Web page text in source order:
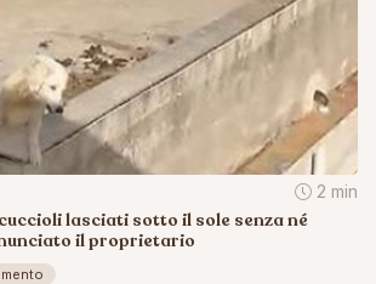
2 min
lasciati sotto il sole senza né
il proprietario